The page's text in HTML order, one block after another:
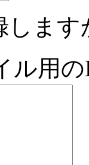
します
ル用